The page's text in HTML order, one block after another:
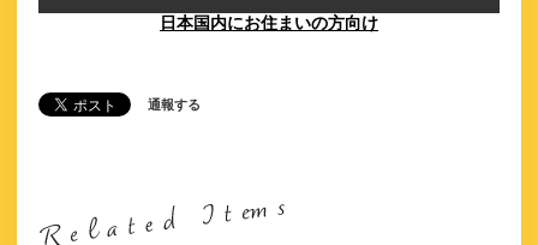
日本国内にお住まいの方向け
通報する